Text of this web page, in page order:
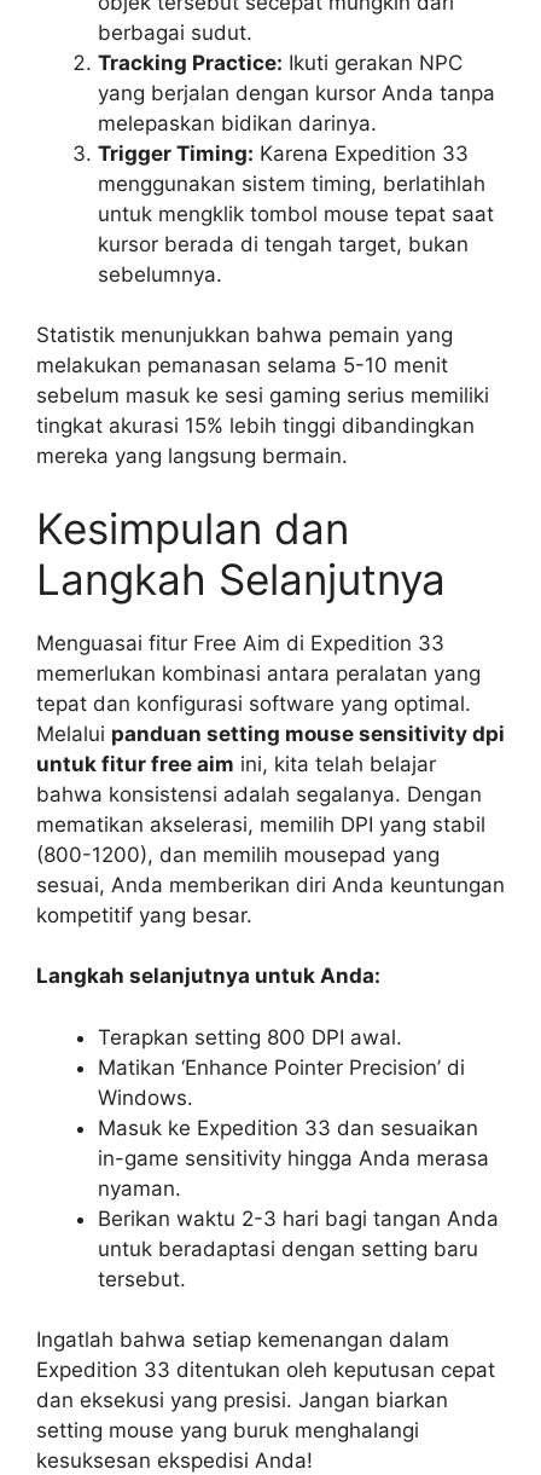
berbagai sudut.
Tracking Practice: Ikuti gerakan NPC
yang berjalan dengan kursor Anda tanpa
melepaskan bidikan darinya.
Trigger Timing: Karena Expedition 33
menggunakan sistem timing, berlatihlah
untuk mengklik tombol mouse tepat saat
kursor berada di tengah target, bukan
sebelumnya.
Statistik menunjukkan bahwa pemain yang
melakukan pemanasan selama 5-10 menit
sebelum masuk ke sesi gaming serius memiliki
tingkat akurasi 15% lebih tinggi dibandingkan
mereka yang langsung bermain.
Kesimpulan dan
Langkah Selanjutnya
Menguasai fitur Free Aim di Expedition 33
memerlukan kombinasi antara peralatan yang
tepat dan konfigurasi software yang optimal.
Melalui panduan setting mouse sensitivity dpi
untuk fitur free aim ini, kita telah belajar
bahwa konsistensi adalah segalanya. Dengan
mematikan akselerasi, memilih DPI yang stabil
(800-1200), dan memilih mousepad yang
sesuai, Anda memberikan diri Anda keuntungan
kompetitif yang besar.
Langkah selanjutnya untuk Anda:
Terapkan setting 800 DPI awal.
Matikan ‘Enhance Pointer Precision’ di
Windows.
Masuk ke Expedition 33 dan sesuaikan
in-game sensitivity hingga Anda merasa
nyaman.
Berikan waktu 2-3 hari bagi tangan Anda
untuk beradaptasi dengan setting baru
tersebut.
Ingatlah bahwa setiap kemenangan dalam
Expedition 33 ditentukan oleh keputusan cepat
dan eksekusi yang presisi. Jangan biarkan
setting mouse yang buruk menghalangi
kesuksesan ekspedisi Anda!